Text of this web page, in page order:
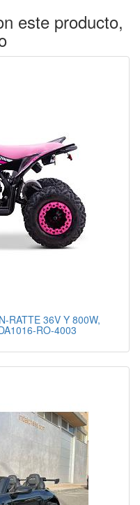
este producto,
RATTE 36V Y 800W,
RO-4003